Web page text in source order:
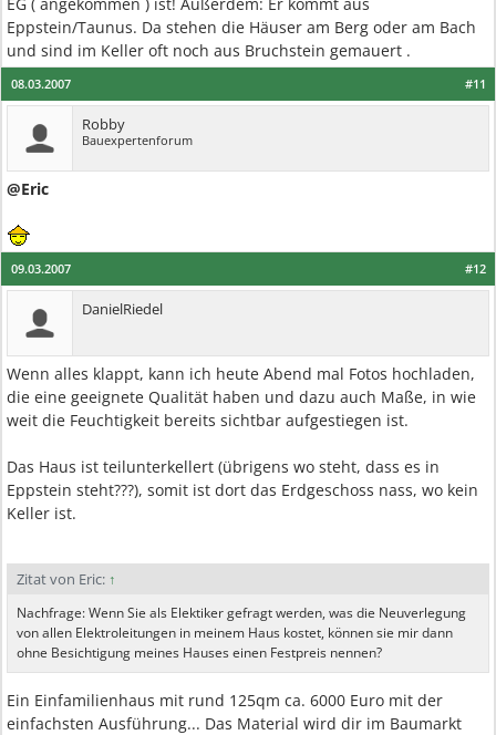
Eppstein/Taunus. Da stehen die Häuser am Berg oder am Bach
und sind im Keller oft noch aus Bruchstein gemauert .
#11
08.03.2007
Robby
Bauexpertenforum
@Eric
#12
09.03.2007
DanielRiedel
Wenn alles klappt, kann ich heute Abend mal Fotos hochladen,
die eine geeignete Qualität haben und dazu auch Maße, in wie
weit die Feuchtigkeit bereits sichtbar aufgestiegen ist.
Das Haus ist teilunterkellert (übrigens wo steht, dass es in
Eppstein steht???), somit ist dort das Erdgeschoss nass, wo kein
Keller ist.
Zitat von Eric: ↑
Nachfrage: Wenn Sie als Elektiker gefragt werden, was die Neuverlegung
von allen Elektroleitungen in meinem Haus kostet, können sie mir dann
ohne Besichtigung meines Hauses einen Festpreis nennen?
Ein Einfamilienhaus mit rund 125qm ca. 6000 Euro mit der
einfachsten Ausführung... Das Material wird dir im Baumarkt